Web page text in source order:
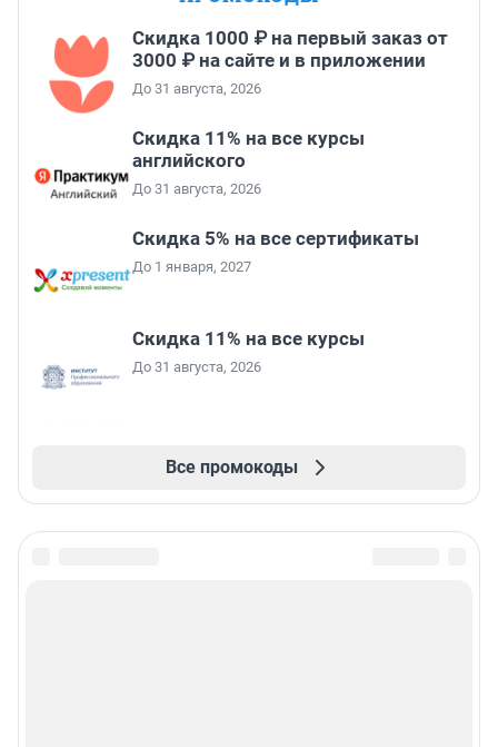
Скидка 1000 ₽ на первый заказ от
3000 ₽ на сайте и в приложении
До 31 августа, 2026
Скидка 11% на все курсы
английского
До 31 августа, 2026
Скидка 5% на все сертификаты
До 1 января, 2027
Скидка 11% на все курсы
До 31 августа, 2026
Все промокоды